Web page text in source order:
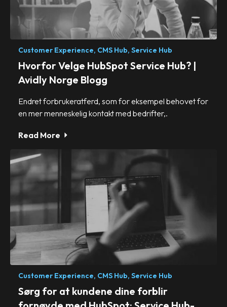
Customer Experience, CMS Hub, Service Hub
Hvorfor Velge HubSpot Service Hub? |
Avidly Norge Blogg
Endret forbrukeratferd, som for eksempel behovet for
en mer menneskelig kontakt med bedrifter,.
Read More
Customer Experience, CMS Hub, Service Hub
Sørg for at kundene dine forblir